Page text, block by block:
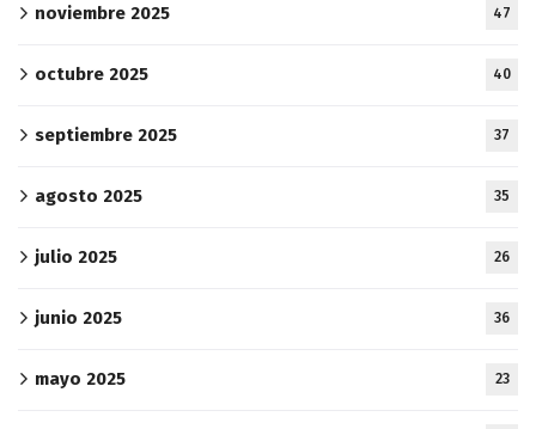
noviembre 2025 47
octubre 2025 40
septiembre 2025 37
agosto 2025 35
julio 2025 26
junio 2025 36
mayo 2025 23